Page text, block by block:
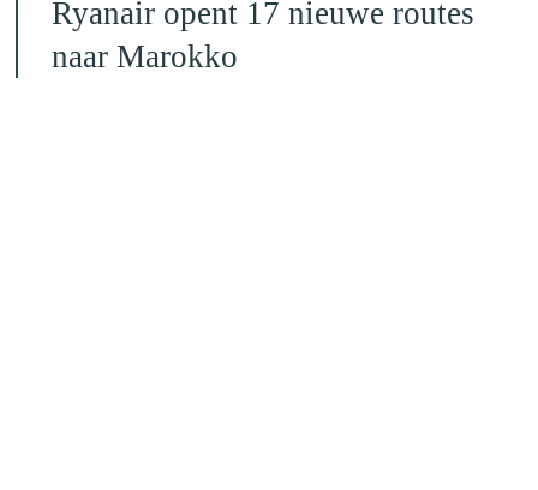
Ryanair opent 17 nieuwe routes
naar Marokko